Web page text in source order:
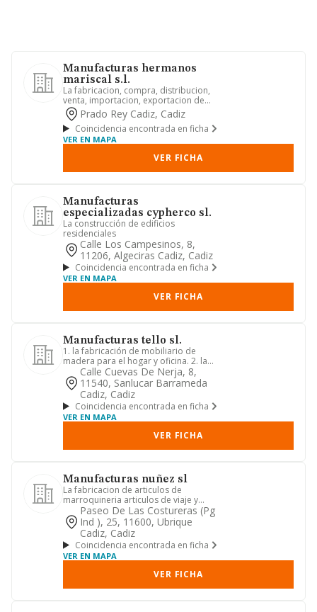
Manufacturas hermanos
mariscal s.l.
La fabricacion, compra, distribucion,
venta, importacion, exportacion de
toda clase de articulos de...
Prado Rey Cadiz, Cadiz
Coincidencia encontrada en ficha
VER EN MAPA
VER FICHA
Manufacturas
especializadas cypherco sl.
La construcción de edificios
residenciales
Calle Los Campesinos, 8,
11206, Algeciras Cadiz, Cadiz
Coincidencia encontrada en ficha
VER EN MAPA
VER FICHA
Manufacturas tello sl.
1. la fabricación de mobiliario de
madera para el hogar y oficina. 2. la
compra-venta de materiales...
Calle Cuevas De Nerja, 8,
11540, Sanlucar Barrameda
Cadiz, Cadiz
Coincidencia encontrada en ficha
VER EN MAPA
VER FICHA
Manufacturas nuñez sl
La fabricacion de articulos de
marroquineria articulos de viaje y
afines.Paseo De Las Costureras (pg
Ind ), 25, 11600, Ubrique
Cadiz, Cadiz
Coincidencia encontrada en ficha
VER EN MAPA
VER FICHA